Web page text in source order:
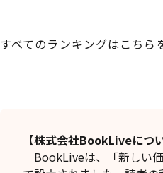
すべてのランキングはこち
【株式会社BookLiveにつ
BookLiveは、「新しい